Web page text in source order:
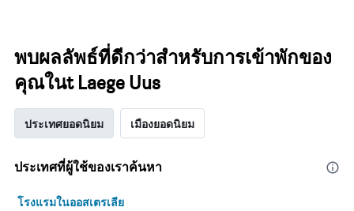
พบผลลัพธ์ที่ดีกว่าสำหรับการเข้าพักของ
คุณในt Laege Uus
ประเทศยอดนิยม เมืองยอดนิยม
ประเทศที่ผู้ใช้ของเราค้นหา
โรงแรมในออสเตรเลีย